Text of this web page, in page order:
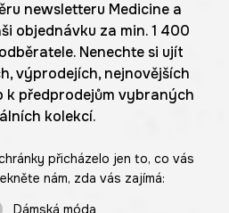
newsletteru Medicine a
objednávku za min. 1 400
Nenechte si ujít
výprodejích, nejnovějších
k předprodejům vybraných
kolekcí.
přicházelo jen to, co vás
nám, zda vás zajímá:
Dámská móda